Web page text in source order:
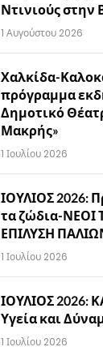
Ντινιούς στην
1 Αυγούστου 2026
Χαλκίδα-
πρόγραμμα
Δημοτικό
Μακρής»
1 Ιουλίου 2026
ΙΟΥΛΙΟΣ 2026:
τα ζώδια-ΝΕΟΙ
ΕΠΙΛΥΣΗ
1 Ιουλίου 2026
ΙΟΥΛΙΟΣ
Υγεία και
1 Ιουλίου 2026